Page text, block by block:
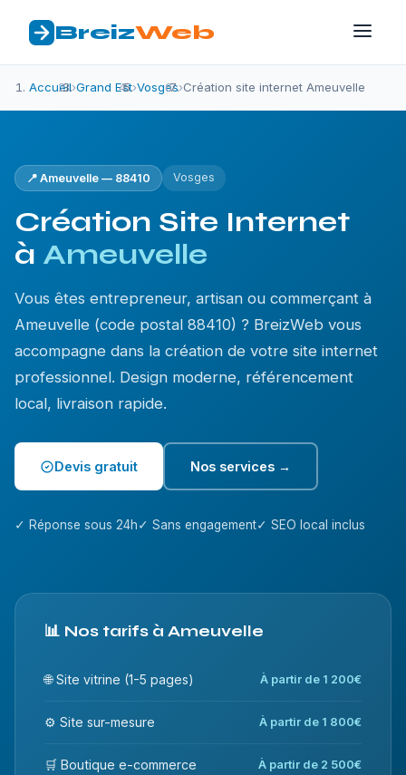
BreizWeb
Accueil›Grand Est›Vosges›Création site internet Ameuvelle
📍 Ameuvelle — 88410 Vosges
Création Site Internet
à Ameuvelle
Vous êtes entrepreneur, artisan ou commerçant à
Ameuvelle (code postal 88410) ? BreizWeb vous
accompagne dans la création de votre site internet
professionnel. Design moderne, référencement
local, livraison rapide.
Devis gratuit Nos services →
✓ Réponse sous 24h✓ Sans engagement✓ SEO local inclus
📊 Nos tarifs à Ameuvelle
🌐 Site vitrine (1-5 pages) À partir de 1 200€
⚙️ Site sur-mesure À partir de 1 800€
🛒 Boutique e-commerce À partir de 2 500€